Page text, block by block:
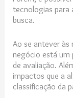
tecnologias para
busca.
Ao se antever às
negócio está um
de avaliação.
impactos que a
classificação da